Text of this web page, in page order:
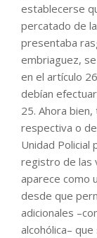
establecerse
percatado de
presentaba
embriaguez,
en el artículo
debían
25. Ahora
respectiva o
Unidad Policial
registro de las
aparece como
desde que
adicionales
alcohólica–